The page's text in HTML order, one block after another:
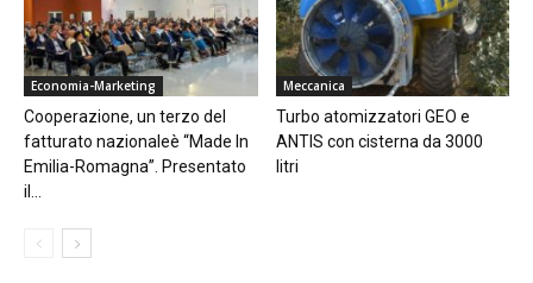
Economia-Marketing
Cooperazione, un terzo del
fatturato nazionaleè “Made In
Emilia-Romagna”. Presentato
il...
Meccanica
Turbo atomizzatori GEO e
ANTIS con cisterna da 3000
litri